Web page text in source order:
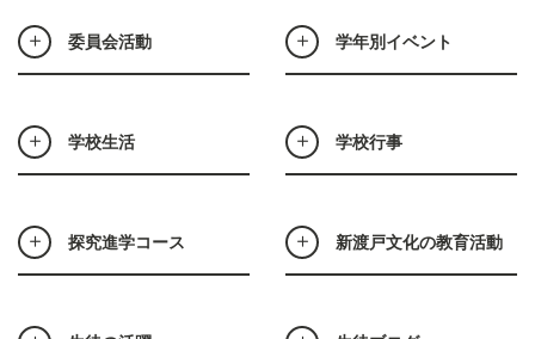
委員会活動 学年別イベント
学校生活 学校行事
探究進学コース 新渡戸文化の教育活動